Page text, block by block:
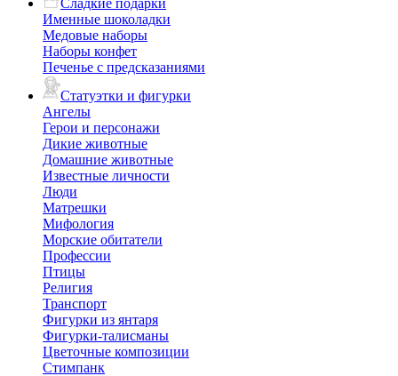
Сладкие подарки
Именные шоколадки
Медовые наборы
Наборы конфет
Печенье с предсказаниями
Статуэтки и фигурки
Ангелы
Герои и персонажи
Дикие животные
Домашние животные
Известные личности
Люди
Матрешки
Мифология
Морские обитатели
Профессии
Птицы
Религия
Транспорт
Фигурки из янтаря
Фигурки-талисманы
Цветочные композиции
Стимпанк